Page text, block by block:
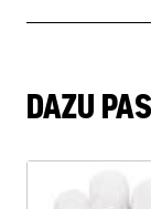
DAZU